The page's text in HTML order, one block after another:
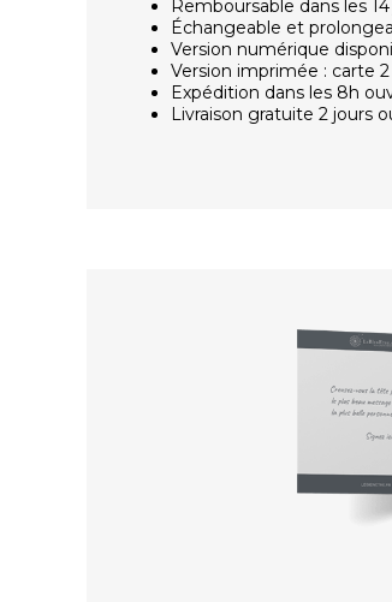
Remboursable dans les
Échangeable et
Version numérique
Version imprimée : carte
Expédition dans les 8h
Livraison gratuite 2 jours